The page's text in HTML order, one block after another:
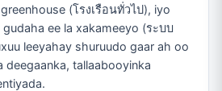
(โรงเรือนทั่วไป), iyo
ee la xakameeyo (ระบบ
leeyahay shuruudo gaar ah oo
deegaanka, tallaabooyinka